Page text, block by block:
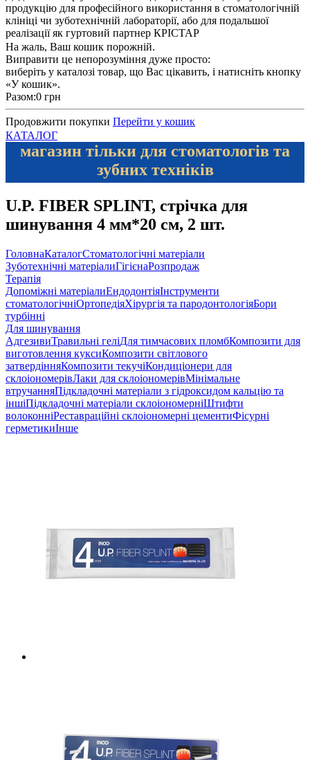
продукцію для професійного використання в стоматологічній
клініці чи зуботехнічній лабораторії, або для подальшої
реалізації як гуртовий партнер КРІСТАР
На жаль, Ваш кошик порожній.
Виправити це непорозуміння дуже просто:
виберіть у каталозі товар, що Вас цікавить, і натисніть кнопку
«У кошик».
Разом:0 грн
Продовжити покупки Перейти у кошик
КАТАЛОГ
магазин тільки для стоматологів та
зубних техніків
U.P. FIBER SPLINT, стрічка для
шинування 4 мм*20 см, 2 шт.
ГоловнаКаталогСтоматологічні матеріали
Зуботехнічні матеріалиГігієнаРозпродаж
Терапія
Допоміжні матеріалиЕндодонтіяІнструменти
стоматологічніОртопедіяХірургія та пародонтологіяБори
турбінні
Для шинування
АдгезивиТравильні геліДля тимчасових пломбКомпозити для
виготовлення куксиКомпозити світлового
затвердінняКомпозити текучіКондиціонери для
склоіономерівЛаки для склоіономерівМінімальне
втручанняПідкладочні матеріали з гідроксидом кальцію та
іншіПідкладочні матеріали склоіономерніШтифти
волоконніРеставраційні склоіономерні цементиФісурні
герметикиІнше